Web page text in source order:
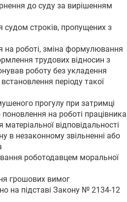
до суду за вирішенням
судом строків, пропущених з
на роботі, зміна формулювання
трудових відносин з
роботу без укладення
періоду такої
прогулу при затримці
на роботі працівника
відповідальності
в незаконному звільненні або
роботодавцем моральної
грошових вимог
на підставі Закону № 2134-12